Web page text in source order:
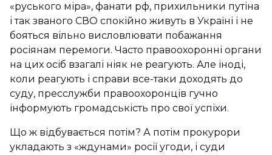
«руського міра», фанати рф, прихильники путіна
і так званого СВО спокійно живуть в Україні і не
бояться вільно висловлювати побажання
росіянам перемоги. Часто правоохоронні органи
на цих осіб взагалі ніяк не реагують. Але іноді,
коли реагують і справи все-таки доходять до
суду, пресслужби правоохоронців гучно
інформують громадськість про свої успіхи.
Що ж відбувається потім? А потім прокурори
укладають з «ждунами» росії угоди, і суди